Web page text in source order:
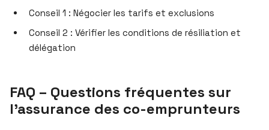
Conseil 1 : Négocier les tarifs et exclusions
Conseil 2 : Vérifier les conditions de résiliation et
délégation
FAQ – Questions fréquentes sur
l’assurance des co-emprunteurs